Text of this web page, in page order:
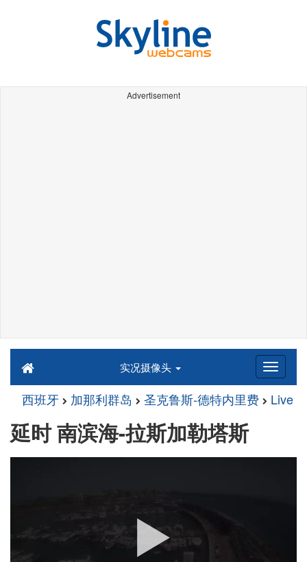
Advertisement
实况摄像头
西班牙 加那利群岛 圣克鲁斯-德特内里费 Live
延时 南滨海-拉斯加勒塔斯